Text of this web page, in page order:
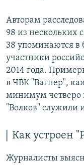
Авторам
98 из нескольких
38 упоминаются в
участники
2014 года.
в ЧВК "Вагнер",
минимум четверо
"Волков" служили
Как устроен
Журналисты